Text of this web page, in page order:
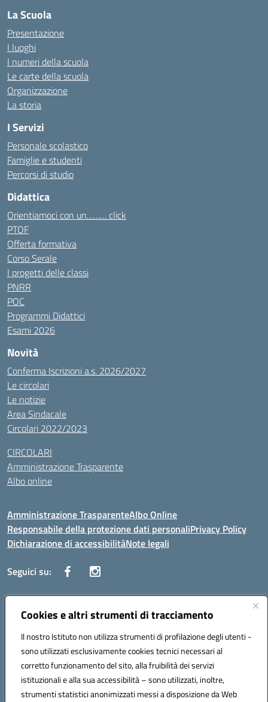
Cookies e altri strumenti di tracciamento
Il nostro Istituto non utilizza strumenti di profilazione degli utenti -
sono utilizzati esclusivamente cookies tecnici necessari al
corretto funzionamento del sito, alla fruibilità dei servizi
istituzionali e alla sua accessibilità – sono utilizzati, inoltre,
strumenti statistici anonimizzati messi a disposizione da Web
La Scuola
Presentazione
I luoghi
I numeri della scuola
Le carte della scuola
Organizzazione
La storia
I Servizi
Personale scolastico
Famiglie e studenti
Percorsi di studio
Didattica
Orientiamoci con un……… click
PTOF
Offerta formativa
Corso Serale
I progetti delle classi
PNRR
POC
Programmi Didattici
Esami 2026
Novità
Conferma Iscrizioni a.s. 2026/2027
Le circolari
Le notizie
Area Sindacale
Circolari 2022/2023
CIRCOLARI
Amministrazione Trasparente
Albo online
Amministrazione TrasparenteAlbo Online
Responsabile della protezione dati personaliPrivacy Policy
Dichiarazione di accessibilitàNote legali
Seguici su:
Indirizzo:Corso Vittorio Emanuele, 27 90133 - Palermo
Posta elettronica certificata (PEC):pais03600r@pec.istruzione.it
Codice fiscale: 97308550827
Codice meccanografico: PAIS03600R